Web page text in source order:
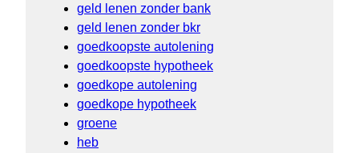
geld lenen zonder bank
geld lenen zonder bkr
goedkoopste autolening
goedkoopste hypotheek
goedkope autolening
goedkope hypotheek
groene
heb